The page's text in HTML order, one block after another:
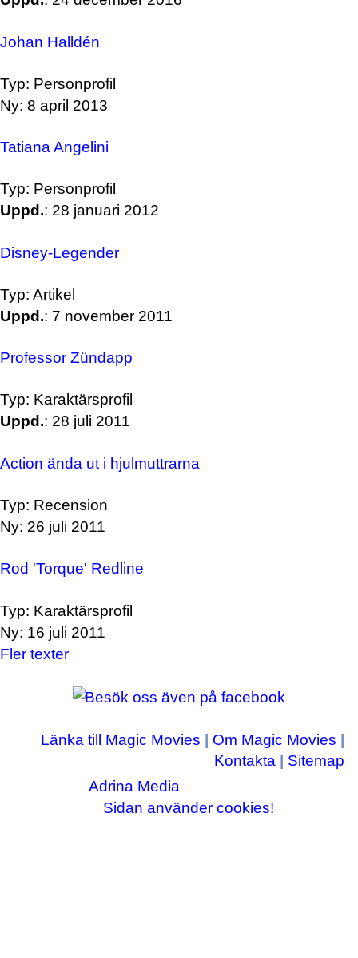
Johan Halldén
Typ: Personprofil
Ny: 8 april 2013
Tatiana Angelini
Typ: Personprofil
Uppd.: 28 januari 2012
Disney-Legender
Typ: Artikel
Uppd.: 7 november 2011
Professor Zündapp
Typ: Karaktärsprofil
Uppd.: 28 juli 2011
Action ända ut i hjulmuttrarna
Typ: Recension
Ny: 26 juli 2011
Rod 'Torque' Redline
Typ: Karaktärsprofil
Ny: 16 juli 2011
Fler texter
Länka till Magic Movies Om Magic Movies
Kontakta
Sitemap
Copyright © 2003-2026Adrina Media
Sidan använder cookies!